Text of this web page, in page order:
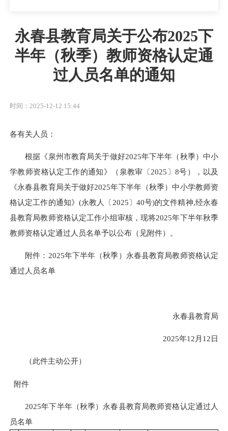
永春县教育局关于公布2025下
半年（秋季）教师资格认定通
过人员名单的通知
时间：2025-12-12 15:44
各有关人员：
根据《泉州市教育局关于做好2025年下半年（秋季）中小
学教师资格认定工作的通知》（泉教审〔2025〕8号），以及
《永春县教育局关于做好2025年下半年（秋季）中小学教师资
格认定工作的通知》(永教人〔2025〕40号)的文件精神,经永春
县教育局教师资格认定工作小组审核，现将2025年下半年秋季
教师资格认定通过人员名单予以公布（见附件）。
附件：2025年下半年（秋季）永春县教育局教师资格认定
通过人员名单
永春县教育局
2025年12月12日
（此件主动公开）
附件
2025年下半年（秋季）永春县教育局教师资格认定通过人
员名单